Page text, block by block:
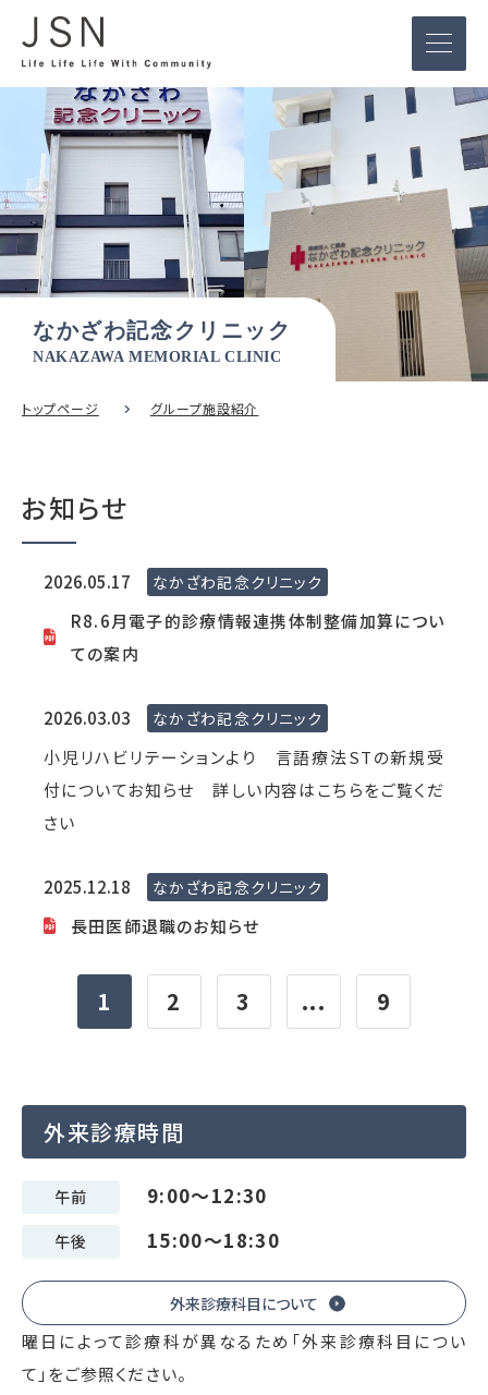
なかざわ記念クリニック
NAKAZAWA MEMORIAL CLINIC
トップページ グループ施設紹介
お知らせ
2026.05.17 なかざわ記念クリニック
R8.6月電子的診療情報連携体制整備加算につい
ての案内
2026.03.03 なかざわ記念クリニック
小児リハビリテーションより 言語療法STの新規受
付についてお知らせ 詳しい内容はこちらをご覧くだ
さい
2025.12.18 なかざわ記念クリニック
長田医師退職のお知らせ
1 2 3 ... 9
外来診療時間
午前 9:00～12:30
午後 15:00～18:30
外来診療科目について
曜日によって診療科が異なるため「外来診療科目につい
て」をご参照ください。